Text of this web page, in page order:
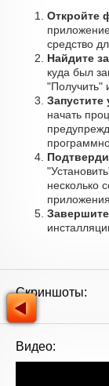
Откройте
средство
Найдите
куда был
"Получить"
Запустите
начать
несколько
Скриншоты:
Видео: